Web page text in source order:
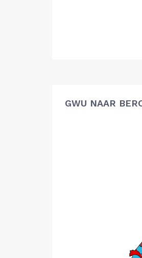
GWU NAAR